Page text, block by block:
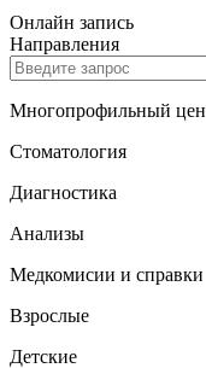
Онлайн запись
Направления
Многопрофильный
Стоматология
Диагностика
Анализы
Медкомисии и справки
Взрослые
Детские